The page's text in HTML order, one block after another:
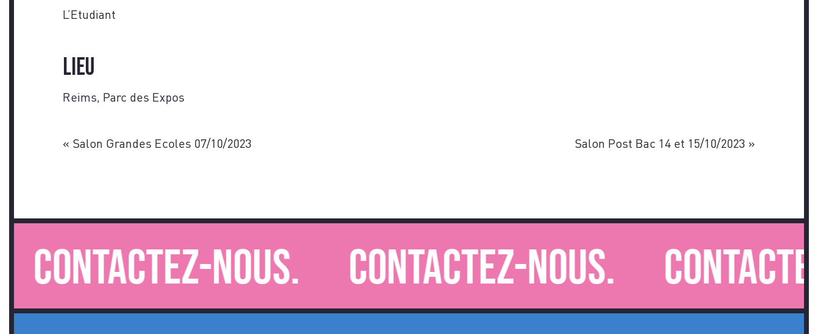
L’Etudiant
Lieu
Reims, Parc des Expos
« Salon Grandes Ecoles 07/10/2023 Salon Post Bac 14 et 15/10/2023 »
nous. Contactez-nous.